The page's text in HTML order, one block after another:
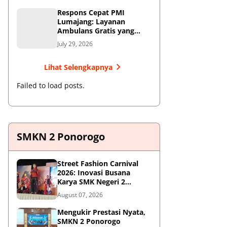
Respons Cepat PMI
Lumajang: Layanan
Ambulans Gratis yang
Wajib Diketahui Warga
July 29, 2026
Lihat Selengkapnya
Failed to load posts.
SMKN 2 Ponorogo
Street Fashion Carnival
2026: Inovasi Busana
Karya SMK Negeri 2
Ponorogo
August 07, 2026
Mengukir Prestasi Nyata,
SMKN 2 Ponorogo